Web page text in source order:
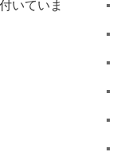
いていま